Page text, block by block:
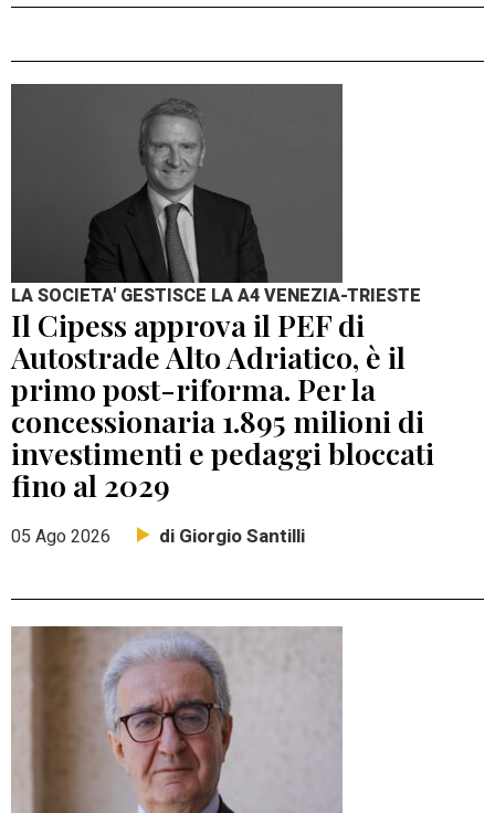
LA SOCIETA' GESTISCE LA A4 VENEZIA-TRIESTE
Il Cipess approva il PEF di
Autostrade Alto Adriatico, è il
primo post-riforma. Per la
concessionaria 1.895 milioni di
investimenti e pedaggi bloccati
fino al 2029
05 Ago 2026 di Giorgio Santilli